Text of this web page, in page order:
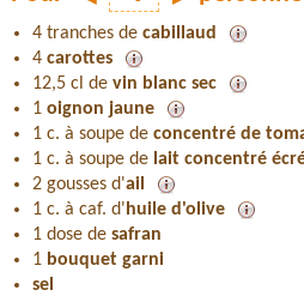
4 tranches de cabillaud
4 carottes
12,5 cl de vin blanc sec
1 oignon jaune
1 c. à soupe de concentré de
1 c. à soupe de lait concentré
2 gousses d'ail
1 c. à caf. d' huile d'olive
1 dose de safran
1 bouquet garni
sel